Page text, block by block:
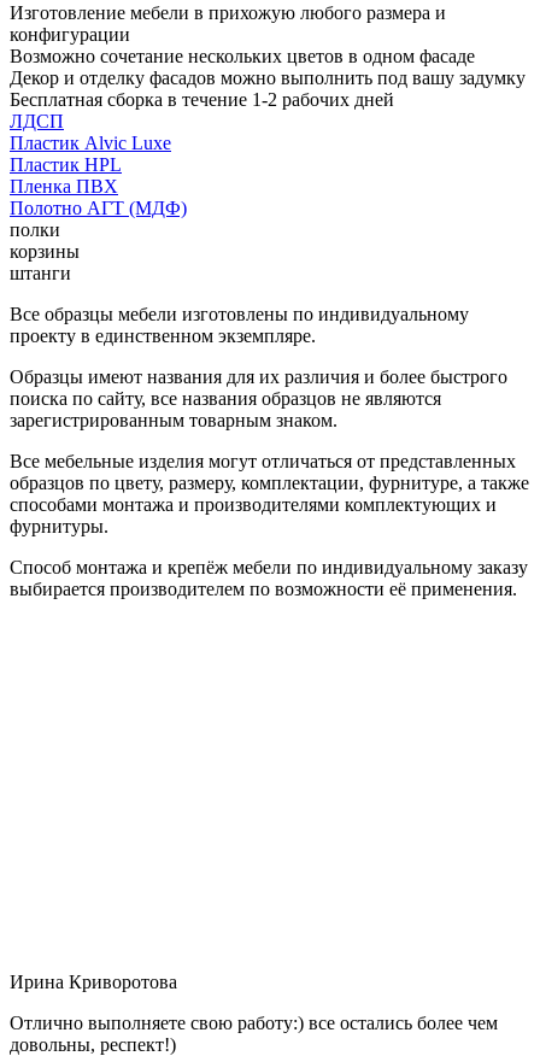
Изготовление мебели в прихожую любого размера и
конфигурации
Возможно сочетание нескольких цветов в одном фасаде
Декор и отделку фасадов можно выполнить под вашу задумку
Бесплатная сборка в течение 1-2 рабочих дней
ЛДСП
Пластик Alvic Luxe
Пластик HPL
Пленка ПВХ
Полотно АГТ (МДФ)
полки
корзины
штанги
Все образцы мебели изготовлены по индивидуальному
проекту в единственном экземпляре.
Образцы имеют названия для их различия и более быстрого
поиска по сайту, все названия образцов не являются
зарегистрированным товарным знаком.
Все мебельные изделия могут отличаться от представленных
образцов по цвету, размеру, комплектации, фурнитуре, а также
способами монтажа и производителями комплектующих и
фурнитуры.
Способ монтажа и крепёж мебели по индивидуальному заказу
выбирается производителем по возможности её применения.
Ирина Криворотова
Отлично выполняете свою работу:) все остались более чем
довольны, респект!)